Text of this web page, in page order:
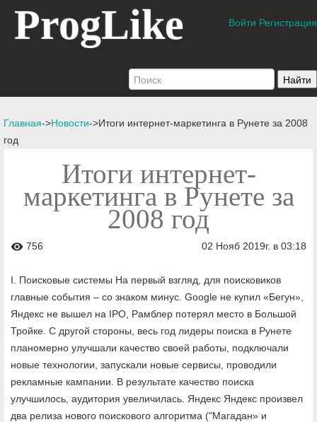
ProgLike Войти Регистрация
Главная->Новости->Итоги интернет-маркетинга в Рунете за 2008
год
Итоги интернет-
маркетинга в Рунете за
2008 год
visibility 756 02 Нояб 2019г. в 03:18
I. Поисковые системы На первый взгляд, для поисковиков
главные события – со знаком минус. Google не купил «Бегун»,
Яндекс не вышел на IPO, Рамблер потерял место в Большой
Тройке. C другой стороны, весь год лидеры поиска в Рунете
планомерно улучшали качество своей работы, подключали
новые технологии, запускали новые сервисы, проводили
рекламные кампании. В результате качество поиска
улучшилось, аудитория увеличилась. Яндекс Яндекс произвел
два релиза нового поискового алгоритма ("Магадан» и